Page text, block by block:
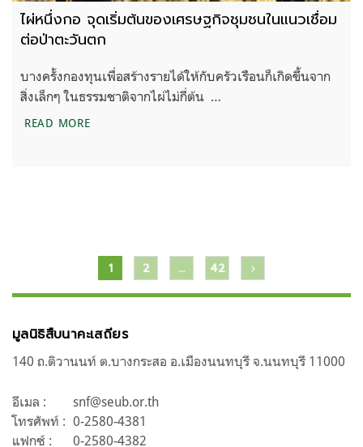
ไผ่หนึ่งกอ จุดเริ่มต้นของเศรษฐกิจชุมชนในแนวเชื่อม
ต่อป่าตะวันตก
บางครั้งกองทุนเพื่อสร้างรายได้ให้กับครัวเรือนก็เกิดขึ้นจาก
สิ่งเล็กๆ ในธรรมชาติจากไผ่ไม่กี่ต้น …
READ MOREไผ่หนึ่งกอ จุดเริ่มต้นของเศรษฐกิจชุมชนในแนวเชื่อม
เรื่อง
1 2 … 42
มูลนิธิสืบนาคะเสถียร
140 ถ.ติวานนท์ ต.บางกระสอ อ.เมืองนนทบุรี จ.นนทบุรี 11000
อีเมล :
snf@seub.or.th
โทรศัพท์ : 0-2580-4381
แฟกซ์ :
0-2580-4382